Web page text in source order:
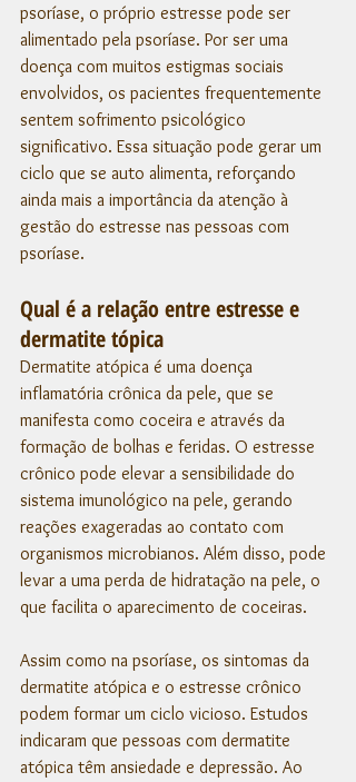
psoríase, o próprio estresse pode ser
alimentado pela psoríase. Por ser uma
doença com muitos estigmas sociais
envolvidos, os pacientes frequentemente
sentem sofrimento psicológico
significativo. Essa situação pode gerar um
ciclo que se auto alimenta, reforçando
ainda mais a importância da atenção à
gestão do estresse nas pessoas com
psoríase.
Qual é a relação entre estresse e
dermatite tópica
Dermatite atópica é uma doença
inflamatória crônica da pele, que se
manifesta como coceira e através da
formação de bolhas e feridas. O estresse
crônico pode elevar a sensibilidade do
sistema imunológico na pele, gerando
reações exageradas ao contato com
organismos microbianos. Além disso, pode
levar a uma perda de hidratação na pele, o
que facilita o aparecimento de coceiras.
Assim como na psoríase, os sintomas da
dermatite atópica e o estresse crônico
podem formar um ciclo vicioso. Estudos
indicaram que pessoas com dermatite
atópica têm ansiedade e depressão. Ao